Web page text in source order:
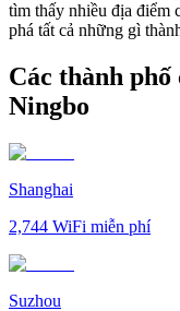
tìm thấy nhiều địa điểm
phá tất cả những gì
Các thành
Ningbo
Shanghai
2,744 WiFi miễn phí
Suzhou